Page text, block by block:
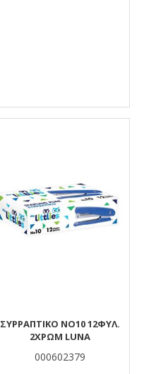
ΣΥΡΡΑΠΤΙΚΟ ΝΟ10 12ΦΥΛ.
2ΧΡΩΜ LUNA
000602379